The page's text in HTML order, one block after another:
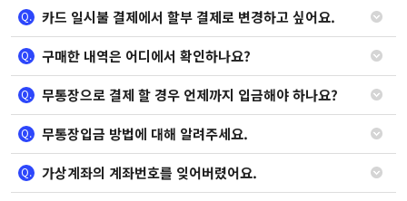
Q. 카드 일시불 결제에서 할부 결제로 변경하고 싶어요.
Q. 구매한 내역은 어디에서 확인하나요?
Q. 무통장으로 결제 할 경우 언제까지 입금해야 하나요?
Q. 무통장입금 방법에 대해 알려주세요.
Q. 가상계좌의 계좌번호를 잊어버렸어요.